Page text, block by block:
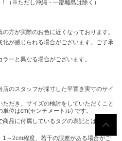
（※ただし沖縄・一部離島は除く）
方が実際のお色に近くなっております。
が感じられる場合がございます。ご了承
ーと異なる場合がございます。
のスタッフが採寸した平置き実寸のサイ
だき、サイズの検討をしていただくこと
位はcm(センチメートル) です。
品に付属しているタグの表記とは異なり
1～2cm程度、若干の誤差がある場合がご